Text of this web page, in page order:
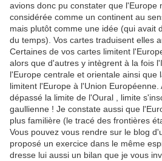
avions donc pu constater que l'Europe
considérée comme un continent au
mais plutôt comme une idée (qui avait
du temps). Vos cartes traduisent elles
Certaines de vos cartes limitent
alors que d'autres y intègrent à la fois
l'Europe centrale et orientale ainsi que
limitent l'Europe à l'Union Européenne.
dépassé la limite de l'Oural , limite
gaullienne ! Je constate aussi que
plus familière (le tracé des frontières
Vous pouvez vous rendre sur le blog
proposé un exercice dans le même
dresse lui aussi un bilan que je vous